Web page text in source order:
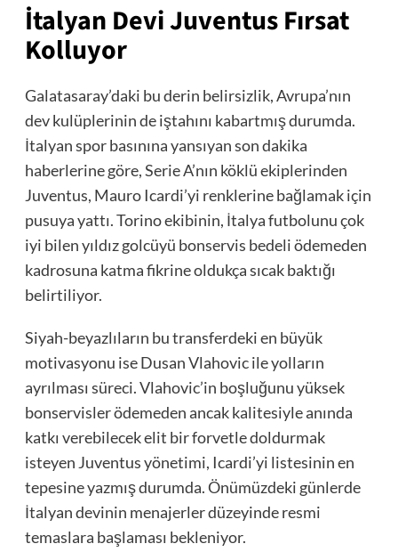
İtalyan Devi Juventus Fırsat
Kolluyor
Galatasaray’daki bu derin belirsizlik, Avrupa’nın
dev kulüplerinin de iştahını kabartmış durumda.
İtalyan spor basınına yansıyan son dakika
haberlerine göre, Serie A’nın köklü ekiplerinden
Juventus, Mauro Icardi’yi renklerine bağlamak için
pusuya yattı. Torino ekibinin, İtalya futbolunu çok
iyi bilen yıldız golcüyü bonservis bedeli ödemeden
kadrosuna katma fikrine oldukça sıcak baktığı
belirtiliyor.
Siyah-beyazlıların bu transferdeki en büyük
motivasyonu ise Dusan Vlahovic ile yolların
ayrılması süreci. Vlahovic’in boşluğunu yüksek
bonservisler ödemeden ancak kalitesiyle anında
katkı verebilecek elit bir forvetle doldurmak
isteyen Juventus yönetimi, Icardi’yi listesinin en
tepesine yazmış durumda. Önümüzdeki günlerde
İtalyan devinin menajerler düzeyinde resmi
temaslara başlaması bekleniyor.